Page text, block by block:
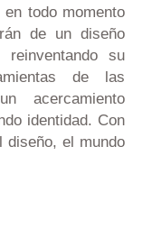
todo momento
de un diseño
su
de las
acercamiento
identidad. Con
diseño, el mundo